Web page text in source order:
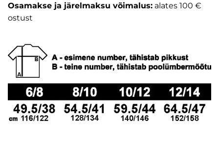
Osamakse ja järelmaksu võimalus: alates 100 €
ostust